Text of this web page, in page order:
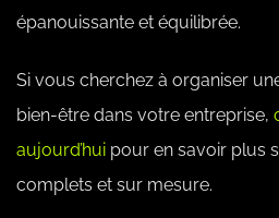
épanouissante et équilibrée.
Si vous cherchez à organiser
bien-être dans votre entreprise,
aujourd’hui pour en savoir plus
complets et sur mesure.